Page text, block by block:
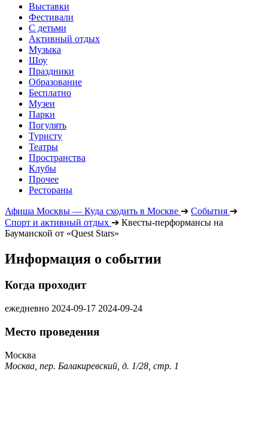
Выставки
Фестивали
С детьми
Активный отдых
Музыка
Шоу
Праздники
Образование
Бесплатно
Музеи
Парки
Погулять
Туристу
Театры
Пространства
Клубы
Прочее
Рестораны
Афиша Москвы — Куда сходить в Москве ➔ События ➔
Спорт и активный отдых ➔ Квесты-перформансы на
Бауманской от «Quest Stars»
Информация о событии
Когда проходит
ежедневно 2024-09-17 2024-09-24
Место проведения
Москва
Москва, пер. Балакиревский, д. 1/28, стр. 1